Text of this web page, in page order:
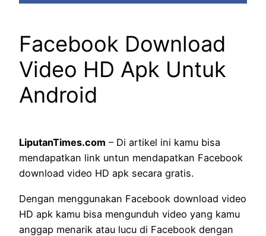
Facebook Download
Video HD Apk Untuk
Android
LiputanTimes.com – Di artikel ini kamu bisa
mendapatkan link untun mendapatkan Facebook
download video HD apk secara gratis.
Dengan menggunakan Facebook download video
HD apk kamu bisa mengunduh video yang kamu
anggap menarik atau lucu di Facebook dengan